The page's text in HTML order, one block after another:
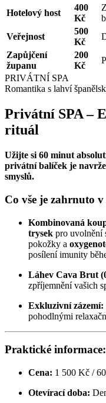
Hotelový host
400
Kč
Veřejnost
500
Kč
Zapůjčení
županu
200
Kč
PRIVÁTNÍ SPA
Romantika s lahví
Privátní SPA –
rituál
Užijte si 60 minut
privátní balíček je
smyslů.
Co vše je zahrnuto
Kombinovaná
trysek pro uvolnění
pokožky a o
posílení imunity
Láhev Cava Brut
zpříjemnění vašich
Exkluzivní zázemí:
pohodlnými
Praktické informace:
Cena: 1 500 Kč /
Otevírací doba: